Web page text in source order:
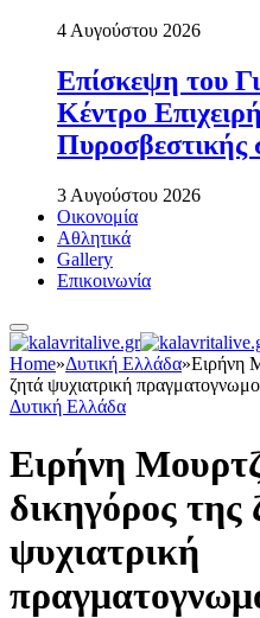
4 Αυγούστου 2026
Επίσκεψη του
Κέντρο
3 Αυγούστου 2026
Οικονομία
Αθλητικά
Gallery
Επικοινωνία
Home»Δυτική Ελλάδα»Ειρήνη
ζητά ψυχιατρική
Δυτική Ελλάδα
Ειρήνη
δικηγόρος της
ψυχιατρική